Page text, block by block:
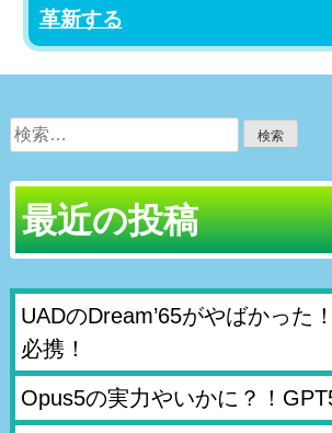
革新する
検
索:
最近の投稿
UADのDream’65がやばかった
必携！
Opus5の実力やいかに？！